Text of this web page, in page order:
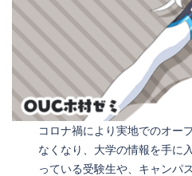
コロナ禍により実地でのオー
なくなり、大学の情報を手に
っている受験生や、キャンパ